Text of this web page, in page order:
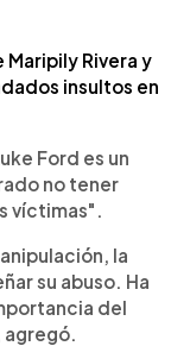
Rivera y
insultos en
Ford es un
no tener
víctimas".
la
su abuso. Ha
del